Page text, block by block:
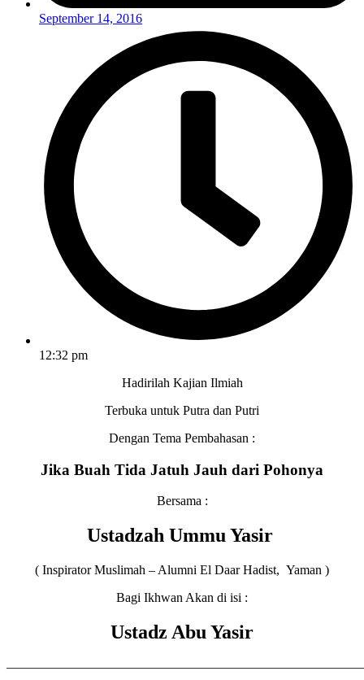
September 14, 2016
12:32 pm
Hadirilah Kajian Ilmiah
Terbuka untuk Putra dan Putri
Dengan Tema Pembahasan :
Jika Buah Tida Jatuh Jauh dari Pohonya
Bersama :
Ustadzah Ummu Yasir
( Inspirator Muslimah – Alumni El Daar Hadist, Yaman )
Bagi Ikhwan Akan di isi :
Ustadz Abu Yasir